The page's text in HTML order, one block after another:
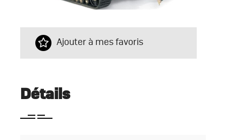
Ajouter à mes favoris
Détails